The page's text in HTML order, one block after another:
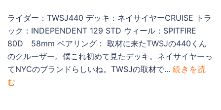
ライダー：TWSJ440 デッキ：ネイサイヤーCRUISE トラ
ック：INDEPENDENT 129 STD ウィール：SPITFIRE
80D 58mm ベアリング： 取材に来たTWSJの440くん
のクルーザー。僕これ初めて見たデッキ。ネイサイヤーっ
てNYCのブランドらしいね。TWSJの取材で... 続きを読
む